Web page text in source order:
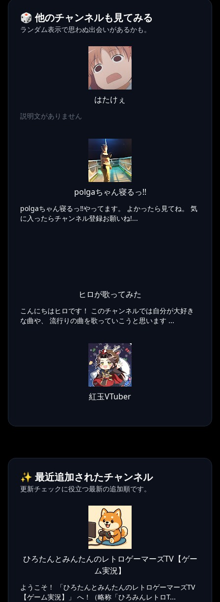
🎲 他のチャンネルも見てみる
ランダム表示で思わぬ出会いがあるかも。
はたけぇ
説明文がありません
polgaちゃん寝るっ!!
polgaちゃん寝るっ‼︎やってます。 よかったら見てね。 気
に入ったらチャンネル登録お願いね!...
ヒロが歌ってみた
こんにちはヒロです！ このチャンネルでは自分が大好き
な曲や、 流行りの曲を歌っていこうと思います ...
紅玉VTuber
✨ 最近追加されたチャンネル
更新チェックに役立つ最新の追加順です。
ひろたんとみんたんのレトロゲーマーズTV【ゲー
ム実況】
ようこそ！ 「ひろたんとみんたんのレトロゲーマーズTV
【ゲーム実況】」 へ！（略称「ひろみんレトロT...